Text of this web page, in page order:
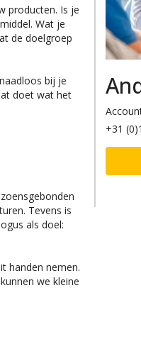
producten. Is je
Wat je
de doelgroep
bij je
doet wat het
Tevens is
als doel:
handen nemen.
we kleine
+31